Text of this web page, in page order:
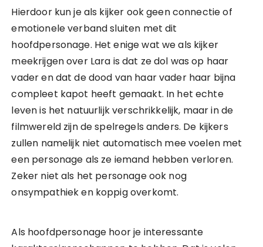
Hierdoor kun je als kijker ook geen connectie of
emotionele verband sluiten met dit
hoofdpersonage. Het enige wat we als kijker
meekrijgen over Lara is dat ze dol was op haar
vader en dat de dood van haar vader haar bijna
compleet kapot heeft gemaakt. In het echte
leven is het natuurlijk verschrikkelijk, maar in de
filmwereld zijn de spelregels anders. De kijkers
zullen namelijk niet automatisch mee voelen met
een personage als ze iemand hebben verloren.
Zeker niet als het personage ook nog
onsympathiek en koppig overkomt.
Als hoofdpersonage hoor je interessante